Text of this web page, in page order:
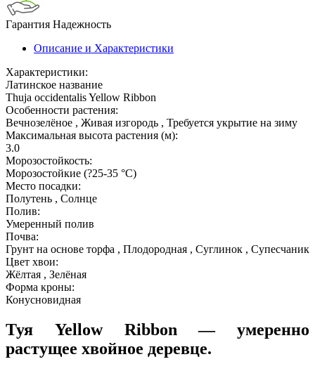
Гарантия Надежность
Описание и Характеристики
Характеристики:
Латинское название
Thuja occidentalis Yellow Ribbon
Особенности растения:
Вечнозелёное , Живая изгородь , Требуется укрытие на зиму
Максимальная высота растения (м):
3.0
Морозостойкость:
Морозостойкие (?25-35 °С)
Место посадки:
Полутень , Солнце
Полив:
Умеренный полив
Почва:
Грунт на основе торфа , Плодородная , Суглинок , Супесчаник
Цвет хвои:
Жёлтая , Зелёная
Форма кроны:
Конусновидная
Туя Yellow Ribbon — умеренно
растущее хвойное деревце.